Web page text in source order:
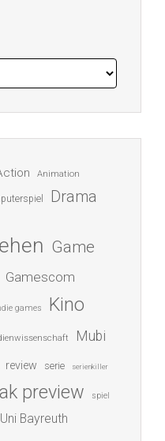
Animation
Drama
Game
Gamescom
games Kino
Mubi
review serie serienkiller
preview spiel
Uni Bayreuth